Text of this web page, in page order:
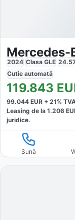
2024 Clasa GLE
Cutie automată
119.843
99.044 EUR + 21%
Leasing de la 1.206
juridice.
Sună